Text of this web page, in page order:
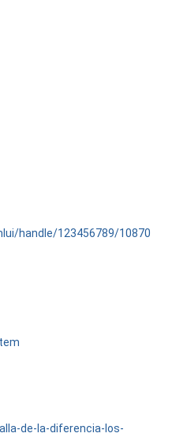
handle/123456789/10870
de-la-diferencia-los-